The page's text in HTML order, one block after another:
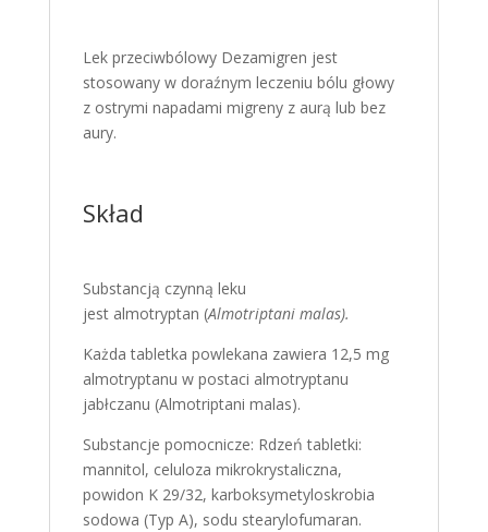
Lek przeciwbólowy Dezamigren jest
stosowany w doraźnym leczeniu bólu głowy
z ostrymi napadami migreny z aurą lub bez
aury.
Skład
Substancją czynną leku
jest almotryptan (Almotriptani malas).
Każda tabletka powlekana zawiera 12,5 mg
almotryptanu w postaci almotryptanu
jabłczanu (Almotriptani malas).
Substancje pomocnicze: Rdzeń tabletki:
mannitol, celuloza mikrokrystaliczna,
powidon K 29/32, karboksymetyloskrobia
sodowa (Typ A), sodu stearylofumaran.